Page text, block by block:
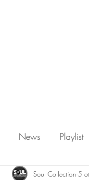
News Playlist
Soul Collection 5